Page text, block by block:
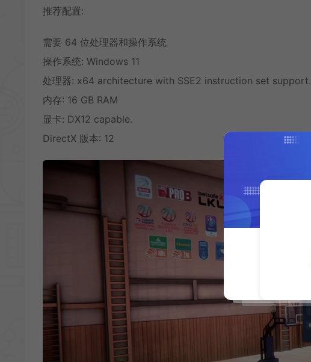
推荐配置:
需要 64 位处理器和操作系统
操作系统: Windows 11
处理器: x64 architecture with SSE2 instruction set support.
内存: 16 GB RAM
显卡: DX12 capable.
DirectX 版本: 12